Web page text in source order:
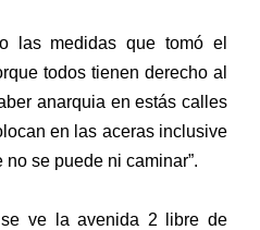
las medidas que tomó el
todos tienen derecho al
anarquia en estás calles
en las aceras inclusive
se puede ni caminar”.
ve la avenida 2 libre de